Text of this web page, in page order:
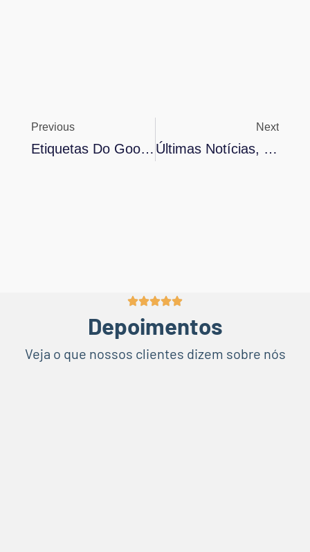
Previous
Etiquetas Do Google Minha Empresa: Como Usar?
Next
Últimas Notícias, Tendências Com Nosso Feed RSS:
Depoimentos
Veja o que nossos clientes dizem sobre nós